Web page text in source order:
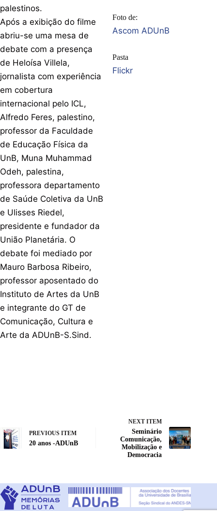
palestinos.
Após a exibição do filme
abriu-se uma mesa de
debate com a presença
de Heloísa Villela,
jornalista com experiência
em cobertura
internacional pelo ICL,
Alfredo Feres, palestino,
professor da Faculdade
de Educação Física da
UnB, Muna Muhammad
Odeh, palestina,
professora departamento
de Saúde Coletiva da UnB
e Ulisses Riedel,
presidente e fundador da
União Planetária. O
debate foi mediado por
Mauro Barbosa Ribeiro,
professor aposentado do
Instituto de Artes da UnB
e integrante do GT de
Comunicação, Cultura e
Arte da ADUnB-S.Sind.
Foto de:
Ascom ADUnB
Pasta
Flickr
PREVIOUS ITEM
20 anos -ADUnB
NEXT ITEM
Seminário
Comunicação,
Mobilização e
Democracia